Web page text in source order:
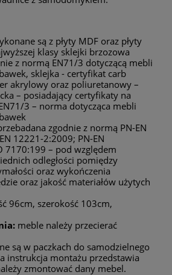
są z płyty MDF oraz płyty
klasy sklejki brzozowa
z normą EN71/3 dotyczącą mebli
sklejka - certyfikat carb
akrylowy oraz poliuretanowy –
– posiadający certyfikaty na
3 – norma dotycząca mebli
zgodnie z normą PN-EN
12221-2:2009; PN-EN
7170:199 – pod względem
odległości pomiędzy
oraz wykończenia
oraz jakość materiałów użytych
96cm, szerokość 103cm,
meble należy przecierać
są w paczkach do samodzielnego
instrukcja montażu przedstawia
zmontować dany mebel.